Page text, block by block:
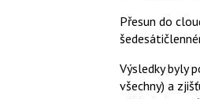
Přesun do
Výsledky byly
všechny) a